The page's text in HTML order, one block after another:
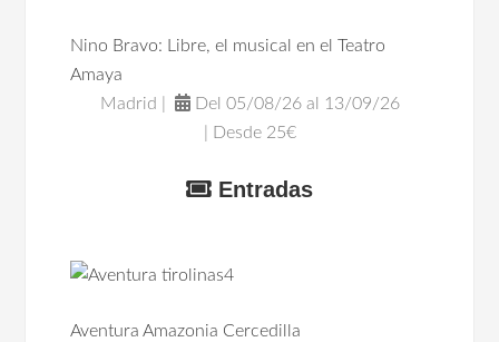
Nino Bravo: Libre, el musical en el Teatro
Amaya
Madrid |
Del 05/08/26 al 13/09/26
| Desde 25€
Entradas
Aventura Amazonia Cercedilla